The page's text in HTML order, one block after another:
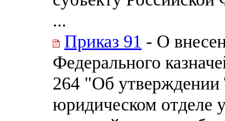
...
Приказ 91 - О
Федерального
264 "Об утверждении
юридическом отделе